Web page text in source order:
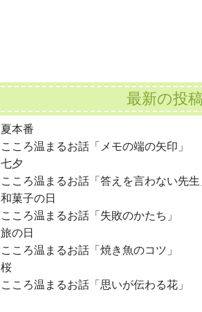
最新の投
夏本番
こころ温まるお話「メモの端の矢印」
七夕
こころ温まるお話「答えを言わない先生
和菓子の日
こころ温まるお話「失敗のかたち」
旅の日
こころ温まるお話「焼き魚のコツ」
桜
こころ温まるお話「思いが伝わる花」